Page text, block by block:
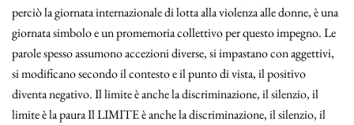
perciò la giornata internazionale di lotta alla violenza alle donne, è una
giornata simbolo e un promemoria collettivo per questo impegno. Le
parole spesso assumono accezioni diverse, si impastano con aggettivi,
si modificano secondo il contesto e il punto di vista, il positivo
diventa negativo. Il limite è anche la discriminazione, il silenzio, il
limite è la paura Il LIMITE è anche la discriminazione, il silenzio, il